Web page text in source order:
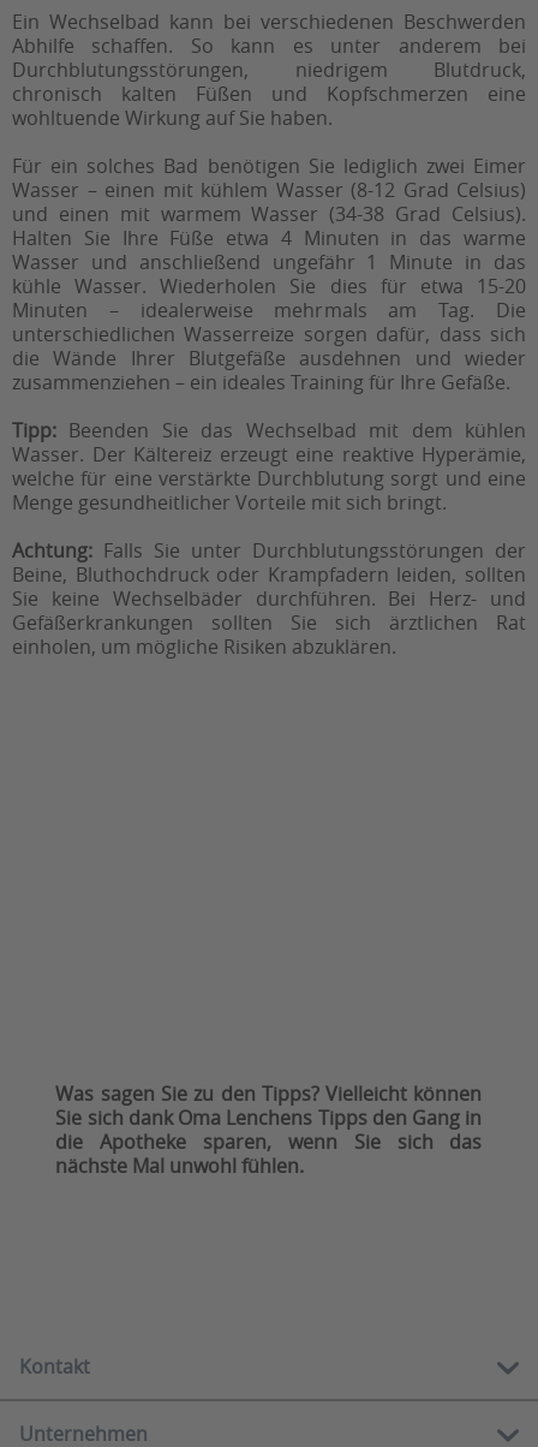
Ein Wechselbad kann bei verschiedenen Beschwerden
Abhilfe schaffen. So kann es unter anderem bei
Durchblutungsstörungen, niedrigem Blutdruck,
chronisch kalten Füßen und Kopfschmerzen eine
wohltuende Wirkung auf Sie haben.
Für ein solches Bad benötigen Sie lediglich zwei Eimer
Wasser – einen mit kühlem Wasser (8-12 Grad Celsius)
und einen mit warmem Wasser (34-38 Grad Celsius).
Halten Sie Ihre Füße etwa 4 Minuten in das warme
Wasser und anschließend ungefähr 1 Minute in das
kühle Wasser. Wiederholen Sie dies für etwa 15-20
Minuten – idealerweise mehrmals am Tag. Die
unterschiedlichen Wasserreize sorgen dafür, dass sich
die Wände Ihrer Blutgefäße ausdehnen und wieder
zusammenziehen – ein ideales Training für Ihre Gefäße.
Tipp: Beenden Sie das Wechselbad mit dem kühlen
Wasser. Der Kältereiz erzeugt eine reaktive Hyperämie,
welche für eine verstärkte Durchblutung sorgt und eine
Menge gesundheitlicher Vorteile mit sich bringt.
Achtung: Falls Sie unter Durchblutungsstörungen der
Beine, Bluthochdruck oder Krampfadern leiden, sollten
Sie keine Wechselbäder durchführen. Bei Herz- und
Gefäßerkrankungen sollten Sie sich ärztlichen Rat
einholen, um mögliche Risiken abzuklären.
Was sagen Sie zu den Tipps? Vielleicht können
Sie sich dank Oma Lenchens Tipps den Gang in
die Apotheke sparen, wenn Sie sich das
nächste Mal unwohl fühlen.
Kontakt
Kostenlose Hotline:
Unternehmen